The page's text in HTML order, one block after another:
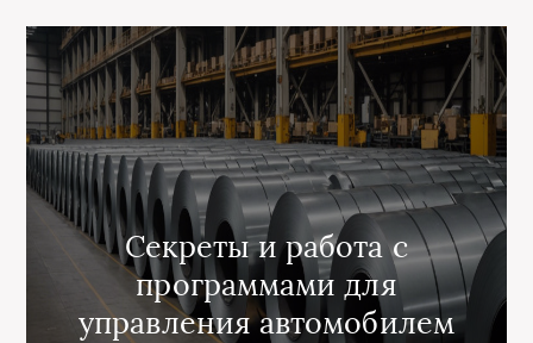
Секреты и работа с
программами для
управления автомобилем